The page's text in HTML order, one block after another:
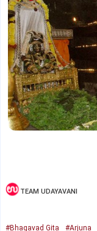
TEAM UDAYAVANI
#Bhagavad Gita #Arjuna